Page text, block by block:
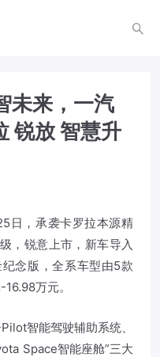
未来，一汽
锐放 智慧升
日，承袭卡罗拉本源精
，锐意上市，新车导入
念版，全系车型由5款
万元。
智能驾驶辅助系统、
Space智能座舱”三大